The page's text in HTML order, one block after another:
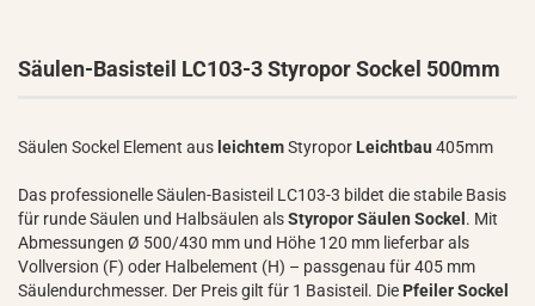
Säulen-Basisteil LC103-3 Styropor Sockel 500mm
Säulen Sockel Element aus leichtemStyropor Leichtbau 405mm
Das professionelle Säulen-Basisteil LC103-3 bildet die stabile Basis
für runde Säulen und Halbsäulen alsStyropor Säulen Sockel . Mit
Abmessungen Ø 500/430 mm und Höhe 120 mm lieferbar als
Vollversion (F) oder Halbelement (H) – passgenau für 405 mm
Säulendurchmesser. Der Preis gilt für 1 Basisteil. Die Pfeiler Sockel